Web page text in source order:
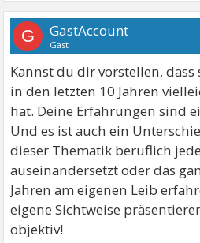
G GastAccount
Gast
Kannst du dir vorstellen, dass
in den letzten 10 Jahren
hat. Deine Erfahrungen sind
Und es ist auch ein
dieser Thematik beruflich
auseinandersetzt oder das
Jahren am eigenen Leib
eigene Sichtweise
objektiv!